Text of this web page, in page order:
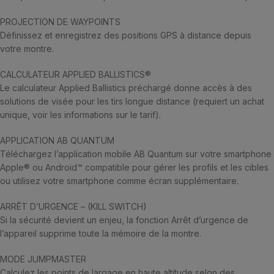
PROJECTION DE WAYPOINTS
Définissez et enregistrez des positions GPS à distance depuis
votre montre.
CALCULATEUR APPLIED BALLISTICS®
Le calculateur Applied Ballistics préchargé donne accès à des
solutions de visée pour les tirs longue distance (requiert un achat
unique, voir les informations sur le tarif).
APPLICATION AB QUANTUM
Téléchargez l’application mobile AB Quantum sur votre smartphone
Apple® ou Android™ compatible pour gérer les profils et les cibles
ou utilisez votre smartphone comme écran supplémentaire.
ARRÊT D’URGENCE – (KILL SWITCH)
Si la sécurité devient un enjeu, la fonction Arrêt d’urgence de
l’appareil supprime toute la mémoire de la montre.
MODE JUMPMASTER